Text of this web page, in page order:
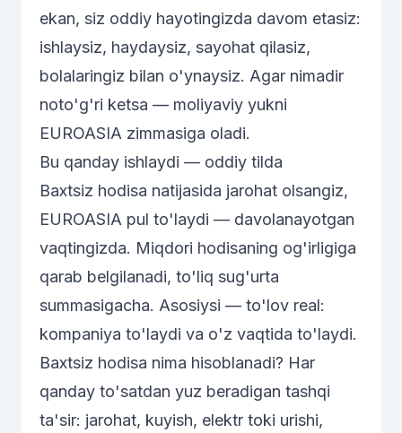
ekan, siz oddiy hayotingizda davom etasiz:
ishlaysiz, haydaysiz, sayohat qilasiz,
bolalaringiz bilan o'ynaysiz. Agar nimadir
noto'g'ri ketsa — moliyaviy yukni
EUROASIA zimmasiga oladi.
Bu qanday ishlaydi — oddiy tilda
Baxtsiz hodisa natijasida jarohat olsangiz,
EUROASIA pul to'laydi — davolanayotgan
vaqtingizda. Miqdori hodisaning og'irligiga
qarab belgilanadi, to'liq sug'urta
summasigacha. Asosiysi — to'lov real:
kompaniya to'laydi va o'z vaqtida to'laydi.
Baxtsiz hodisa nima hisoblanadi? Har
qanday to'satdan yuz beradigan tashqi
ta'sir: jarohat, kuyish, elektr toki urishi,